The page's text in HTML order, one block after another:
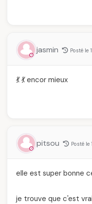
jasmin Posté le
💃 💃 encor mieux
pitsou Posté le
elle est super bonne
je trouve que c'est